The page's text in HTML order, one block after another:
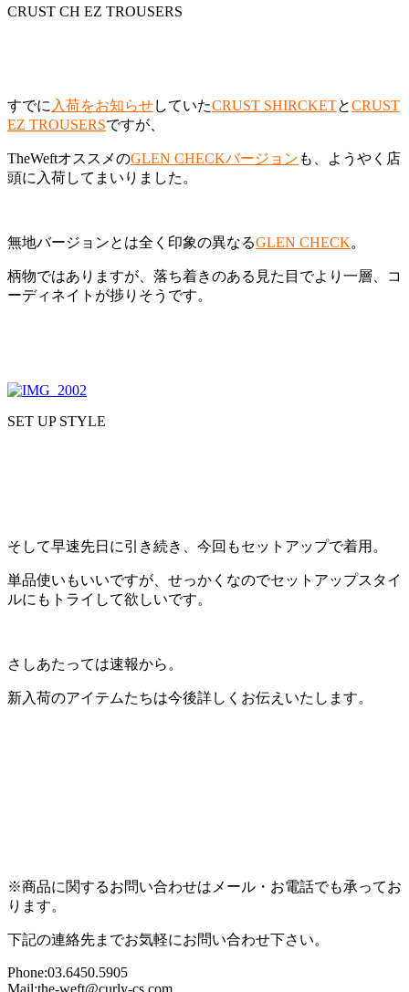
CRUST CH EZ TROUSERS
すでに 入荷をお知らせしていたCRUST SHIRCKETとCRUST
EZ TROUSERSですが、
TheWeftオススメのGLEN CHECKバージョン も、ようやく店
頭に入荷してまいりました。
無地バージョンとは全く印象の異なるGLEN CHECK。
柄物ではありますが、落ち着きのある見た目でより一層、コ
ーディネイトが捗りそうです。
SET UP STYLE
そして早速先日に引き続き、今回もセットアップで着用。
単品使いもいいですが、せっかくなのでセットアップスタイ
ルにもトライして欲しいです。
さしあたっては速報から。
新入荷のアイテムたちは今後詳しくお伝えいたします。
※商品に関するお問い合わせはメール・お電話でも承ってお
ります。
下記の連絡先までお気軽にお問い合わせ下さい。
Phone:03.6450.5905